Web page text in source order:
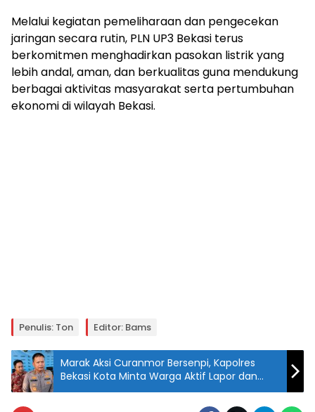
Melalui kegiatan pemeliharaan dan pengecekan
jaringan secara rutin, PLN UP3 Bekasi terus
berkomitmen menghadirkan pasokan listrik yang
lebih andal, aman, dan berkualitas guna mendukung
berbagai aktivitas masyarakat serta pertumbuhan
ekonomi di wilayah Bekasi.
Penulis: Ton Editor: Bams
Marak Aksi Curanmor Bersenpi, Kapolres
Bekasi Kota Minta Warga Aktif Lapor dan
Hidupkan Siskamling